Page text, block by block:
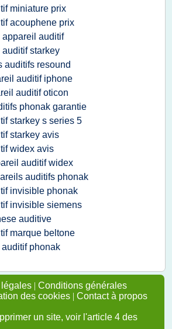
miniature prix
acouphene prix
appareil auditif
starkey
auditifs resound
auditif iphone
auditif oticon
phonak garantie
starkey s series 5
starkey avis
widex avis
auditif widex
auditifs phonak
invisible phonak
invisible siemens
auditive
marque beltone
phonak
légales | Conditions générales
des cookies | Contact à propos
un site, voir l'article 4 des